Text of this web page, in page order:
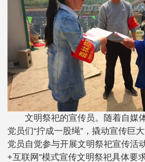
文明祭祀的宣传员。随着自媒
党员们“拧成一股绳”，撬动宣传巨
党员自觉参与开展文明祭祀宣传活
+互联网”模式宣传文明祭祀具体要